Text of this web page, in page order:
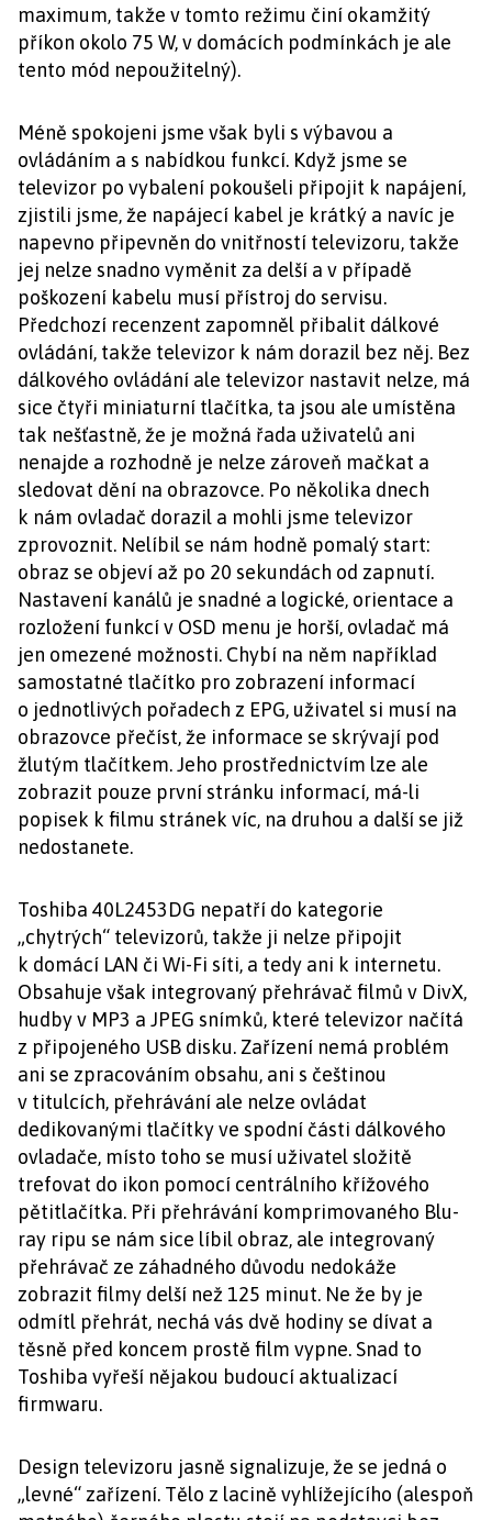
maximum, takže v tomto režimu činí okamžitý
příkon okolo 75 W, v domácích podmínkách je ale
tento mód nepoužitelný).
Méně spokojeni jsme však byli s výbavou a
ovládáním a s nabídkou funkcí. Když jsme se
televizor po vybalení pokoušeli připojit k napájení,
zjistili jsme, že napájecí kabel je krátký a navíc je
napevno připevněn do vnitřností televizoru, takže
jej nelze snadno vyměnit za delší a v případě
poškození kabelu musí přístroj do servisu.
Předchozí recenzent zapomněl přibalit dálkové
ovládání, takže televizor k nám dorazil bez něj. Bez
dálkového ovládání ale televizor nastavit nelze, má
sice čtyři miniaturní tlačítka, ta jsou ale umístěna
tak nešťastně, že je možná řada uživatelů ani
nenajde a rozhodně je nelze zároveň mačkat a
sledovat dění na obrazovce. Po několika dnech
k nám ovladač dorazil a mohli jsme televizor
zprovoznit. Nelíbil se nám hodně pomalý start:
obraz se objeví až po 20 sekundách od zapnutí.
Nastavení kanálů je snadné a logické, orientace a
rozložení funkcí v OSD menu je horší, ovladač má
jen omezené možnosti. Chybí na něm například
samostatné tlačítko pro zobrazení informací
o jednotlivých pořadech z EPG, uživatel si musí na
obrazovce přečíst, že informace se skrývají pod
žlutým tlačítkem. Jeho prostřednictvím lze ale
zobrazit pouze první stránku informací, má-li
popisek k filmu stránek víc, na druhou a další se již
nedostanete.
Toshiba 40L2453DG nepatří do kategorie
„chytrých“ televizorů, takže ji nelze připojit
k domácí LAN či Wi-Fi síti, a tedy ani k internetu.
Obsahuje však integrovaný přehrávač filmů v DivX,
hudby v MP3 a JPEG snímků, které televizor načítá
z připojeného USB disku. Zařízení nemá problém
ani se zpracováním obsahu, ani s češtinou
v titulcích, přehrávání ale nelze ovládat
dedikovanými tlačítky ve spodní části dálkového
ovladače, místo toho se musí uživatel složitě
trefovat do ikon pomocí centrálního křížového
pětitlačítka. Při přehrávání komprimovaného Blu-
ray ripu se nám sice líbil obraz, ale integrovaný
přehrávač ze záhadného důvodu nedokáže
zobrazit filmy delší než 125 minut. Ne že by je
odmítl přehrát, nechá vás dvě hodiny se dívat a
těsně před koncem prostě film vypne. Snad to
Toshiba vyřeší nějakou budoucí aktualizací
firmwaru.
Design televizoru jasně signalizuje, že se jedná o
„levné“ zařízení. Tělo z lacině vyhlížejícího (alespoň